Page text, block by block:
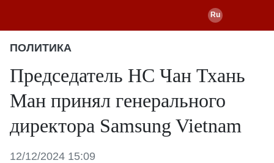
ПОЛИТИКА
Председатель НС Чан Тхань
Ман принял генерального
директора Samsung Vietnam
12/12/2024 15:09